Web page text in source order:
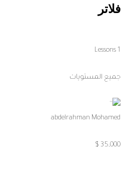
فلاتر
1 Lessons
جميع المستويات
abdelrahman Mohamed
35,000 $